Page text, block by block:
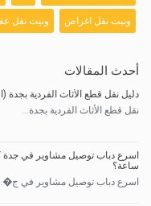
ونيت نقل اغراض ونيت نقل
أحدث المقالات
دليل نقل قطع الأثاث الفردية بجدة
نقل قطع الأثاث الفردية بجدة...
اسرع دباب توصيل مشاوير في جدة
ساعة؟
اسرع دباب توصيل مشاوير في